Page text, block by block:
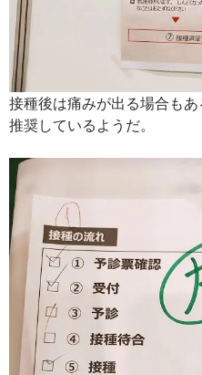
接種後は痛みが出る場合も
推奨しているようだ。